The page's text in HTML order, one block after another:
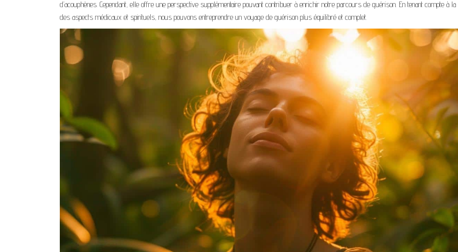
d’acouphènes. Cependant, elle offre une perspective supplémentaire pouvant contribuer à enrichir notre parcours de guérison. En tenant compte à
des aspects médicaux et spirituels, nous pouvons entreprendre un voyage de guérison plus équilibré et complet.